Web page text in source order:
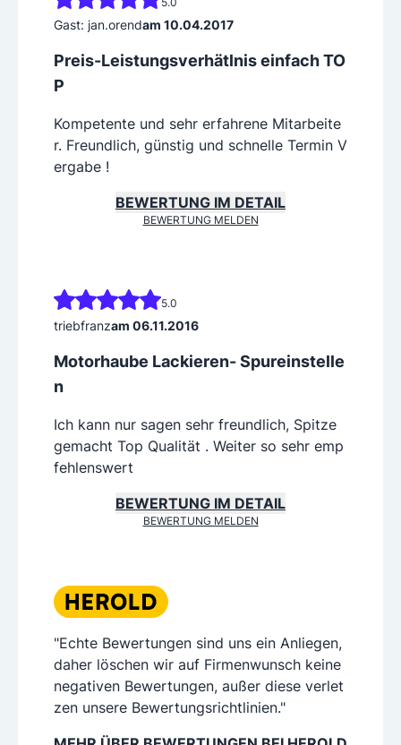
Gast: jan.orendam 10.04.2017
Preis-Leistungsverhätlnis einfach TO
P
Kompetente und sehr erfahrene Mitarbeite
r. Freundlich, günstig und schnelle Termin V
ergabe !
BEWERTUNG IM DETAIL
BEWERTUNG MELDEN
5.0
triebfranzam 06.11.2016
Motorhaube Lackieren- Spureinstelle
n
Ich kann nur sagen sehr freundlich, Spitze
gemacht Top Qualität . Weiter so sehr emp
fehlenswert
BEWERTUNG IM DETAIL
BEWERTUNG MELDEN
"Echte Bewertungen sind uns ein Anliegen,
daher löschen wir auf Firmenwunsch keine
negativen Bewertungen, außer diese verlet
zen unsere Bewertungsrichtlinien."